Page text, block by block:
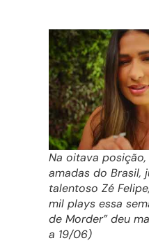
Na oitava
amadas do Brasil,
talentoso Zé
mil plays essa
de Morder” deu
a 19/06)